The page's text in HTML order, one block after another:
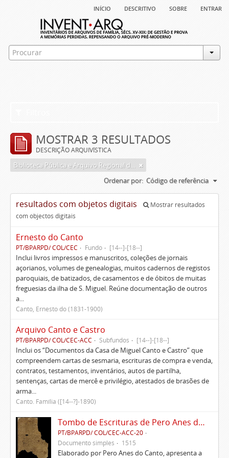
início descritivo sobre entrar
MOSTRAR 3 RESULTADOS
DESCRIÇÃO ARQUIVÍSTICA
Biblioteca Pública e Arquivo Regional de Ponta Delgada
Ordenar por: Código de referência
resultados com objetos digitais
Mostrar resultados
com objectos digitais
Ernesto do Canto
PT/BPARPD/ COL/CEC Fundo [14--]-[18--]
Inclui livros impressos e manuscritos, coleções de jornais
açorianos, volumes de genealogias, muitos cadernos de registos
paroquiais, de batizados, de casamentos e de óbitos de muitas
freguesias da ilha de S. Miguel. Reúne documentação de outros
a...
Canto, Ernesto do (1831-1900)
Arquivo Canto e Castro
PT/BPARPD/ COL/CEC-ACC Subfundos [14--]-[18--]
Inclui os “Documentos da Casa de Miguel Canto e Castro” que
compreendem cartas de sesmaria, escrituras de compra e venda,
contratos, testamentos, inventários, autos de partilha,
sentenças, cartas de mercê e privilégio, atestados de brasões de
arma...
Canto. Família ([14--?]-1890)
Tombo de Escrituras de Pero Anes do Canto
PT/BPARPD/ COL/CEC-ACC-20
Documento simples
1515
Elaborado por Pero Anes do Canto, apresenta a